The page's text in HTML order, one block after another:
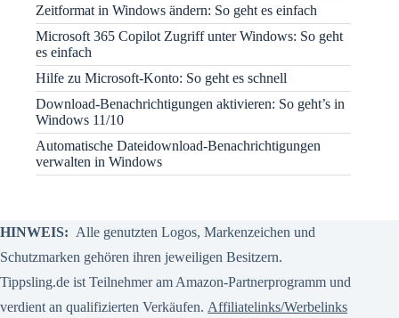
Zeitformat in Windows ändern: So geht es einfach
Microsoft 365 Copilot Zugriff unter Windows: So geht
es einfach
Hilfe zu Microsoft-Konto: So geht es schnell
Download-Benachrichtigungen aktivieren: So geht’s in
Windows 11/10
Automatische Dateidownload-Benachrichtigungen
verwalten in Windows
HINWEIS: Alle genutzten Logos, Markenzeichen und
Schutzmarken gehören ihren jeweiligen Besitzern.
Tippsling.de ist Teilnehmer am Amazon-Partnerprogramm und
verdient an qualifizierten Verkäufen. Affiliatelinks/Werbelinks